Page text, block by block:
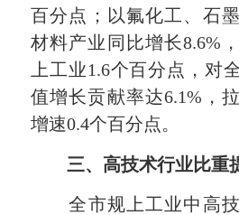
百分点；以氟化工、石
材料产业同比增长8.6%
上工业1.6个百分点，对
值增长贡献率达6.1%，
增速0.4个百分点。
三、高技术行业比重
全市规上工业中高技